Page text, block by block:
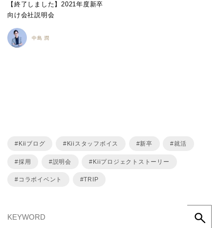
【終了しました】2021年度新卒
向け会社説明会
中島 潤
Kiiブログ Kiiスタッフボイス 新卒 就活
採用 説明会 Kiiプロジェクトストーリー
コラボイベント TRIP